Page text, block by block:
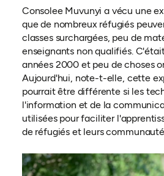
Consolee Muvunyi a vécu une
que de nombreux réfugiés
classes surchargées, peu de
enseignants non qualifiés.
années 2000 et peu de choses
Aujourd'hui, note-t-elle, cette
pourrait être différente si les
l'information et de la
utilisées pour faciliter
de réfugiés et leurs